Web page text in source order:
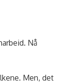
Nå
Men, det